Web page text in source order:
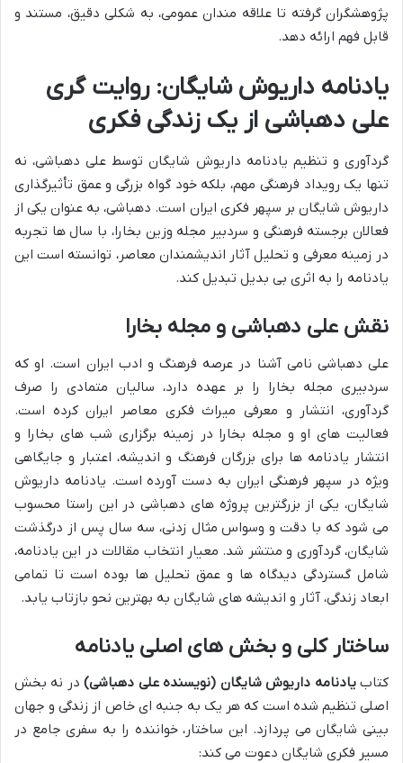
پژوهشگران گرفته تا علاقه مندان عمومی، به شکلی دقیق، مستند و
قابل فهم ارائه دهد.
یادنامه داریوش شایگان: روایت گری
علی دهباشی از یک زندگی فکری
گردآوری و تنظیم یادنامه داریوش شایگان توسط علی دهباشی، نه
تنها یک رویداد فرهنگی مهم، بلکه خود گواه بزرگی و عمق تأثیرگذاری
داریوش شایگان بر سپهر فکری ایران است. دهباشی، به عنوان یکی از
فعالان برجسته فرهنگی و سردبیر مجله وزین بخارا، با سال ها تجربه
در زمینه معرفی و تحلیل آثار اندیشمندان معاصر، توانسته است این
یادنامه را به اثری بی بدیل تبدیل کند.
نقش علی دهباشی و مجله بخارا
علی دهباشی نامی آشنا در عرصه فرهنگ و ادب ایران است. او که
سردبیری مجله بخارا را بر عهده دارد، سالیان متمادی را صرف
گردآوری، انتشار و معرفی میراث فکری معاصر ایران کرده است.
فعالیت های او و مجله بخارا در زمینه برگزاری شب های بخارا و
انتشار یادنامه ها برای بزرگان فرهنگ و اندیشه، اعتبار و جایگاهی
ویژه در سپهر فرهنگی ایران به دست آورده است. یادنامه داریوش
شایگان، یکی از بزرگترین پروژه های دهباشی در این راستا محسوب
می شود که با دقت و وسواس مثال زدنی، سه سال پس از درگذشت
شایگان، گردآوری و منتشر شد. معیار انتخاب مقالات در این یادنامه،
شامل گستردگی دیدگاه ها و عمق تحلیل ها بوده است تا تمامی
ابعاد زندگی، آثار و اندیشه های شایگان به بهترین نحو بازتاب یابد.
ساختار کلی و بخش های اصلی یادنامه
کتابیادنامه داریوش شایگان (نویسنده علی دهباشی)در نه بخش
اصلی تنظیم شده است که هر یک به جنبه ای خاص از زندگی و جهان
بینی شایگان می پردازد. این ساختار، خواننده را به سفری جامع در
مسیر فکری شایگان دعوت می کند: